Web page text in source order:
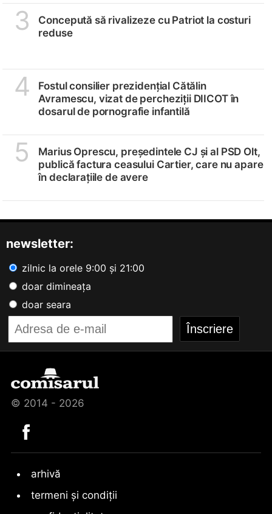
3
Concepută să rivalizeze cu Patriot la costuri
reduse
4
Fostul consilier prezidențial Cătălin
Avramescu, vizat de percheziții DIICOT în
dosarul de pornografie infantilă
5
Marius Oprescu, președintele CJ și al PSD Olt,
publică factura ceasului Cartier, care nu apare
în declarațiile de avere
newsletter:
zilnic la orele 9:00 și 21:00
doar dimineața
doar seara
© 2014 - 2026
arhivă
termeni și condiții